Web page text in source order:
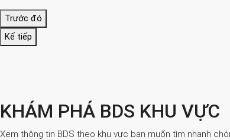
Trước đó
Kế tiếp
KHÁM PHÁ BDS KHU VỰC
Xem thông tin BDS theo khu vực bạn muốn tìm nhanh